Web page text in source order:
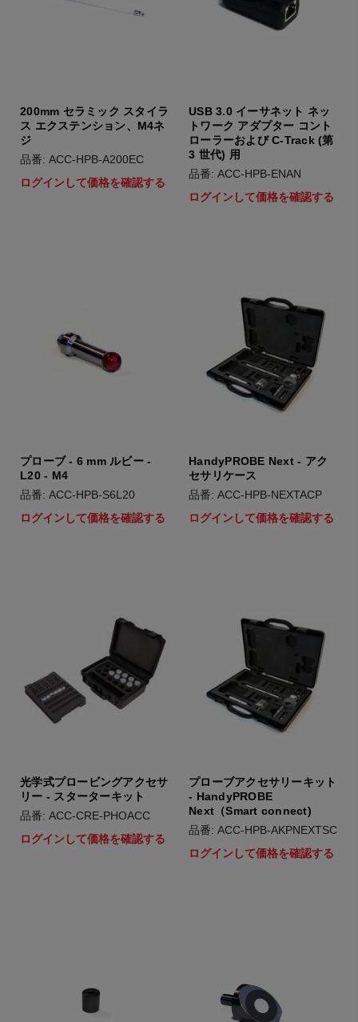
200mm セラミック スタイラ
ス エクステンション、M4ネ
ジ
品番: ACC-HPB-A200EC
ログインして価格を確認する
USB 3.0 イーサネット ネッ
トワーク アダプター コント
ローラーおよび C-Track (第
3 世代) 用
品番: ACC-HPB-ENAN
ログインして価格を確認する
プローブ - 6 mm ルビー -
L20 - M4
品番: ACC-HPB-S6L20
ログインして価格を確認する
HandyPROBE Next - アク
セサリケース
品番: ACC-HPB-NEXTACP
ログインして価格を確認する
光学式プロービングアクセサ
リー - スターターキット
品番: ACC-CRE-PHOACC
ログインして価格を確認する
プローブアクセサリーキット
- HandyPROBE
Next（Smart connect)
品番: ACC-HPB-AKPNEXTSC
ログインして価格を確認する